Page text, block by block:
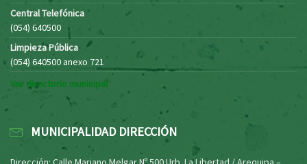
Central Telefónica
(054) 640500
Limpieza Pública
(054) 640500 anexo 721
Ver directorio municipal
MUNICIPALIDAD DIRECCIÓN